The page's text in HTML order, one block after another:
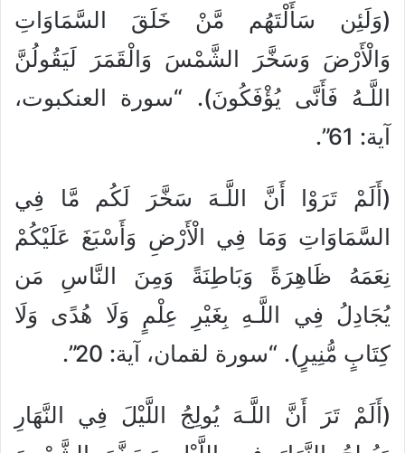
(وَلَئِن سَأَلْتَهُم مَّنْ خَلَقَ السَّمَاوَاتِ
وَالْأَرْضَ وَسَخَّرَ الشَّمْسَ وَالْقَمَرَ لَيَقُولُنَّ
اللَّـهُ فَأَنَّى يُؤْفَكُونَ). “سورة العنكبوت،
آية: 61”.
(أَلَمْ تَرَوْا أَنَّ اللَّـهَ سَخَّرَ لَكُم مَّا فِي
السَّمَاوَاتِ وَمَا فِي الْأَرْضِ وَأَسْبَغَ عَلَيْكُمْ
نِعَمَهُ ظَاهِرَةً وَبَاطِنَةً وَمِنَ النَّاسِ مَن
يُجَادِلُ فِي اللَّـهِ بِغَيْرِ عِلْمٍ وَلَا هُدًى وَلَا
كِتَابٍ مُّنِيرٍ). “سورة لقمان، آية: 20”.
(أَلَمْ تَرَ أَنَّ اللَّـهَ يُولِجُ اللَّيْلَ فِي النَّهَارِ